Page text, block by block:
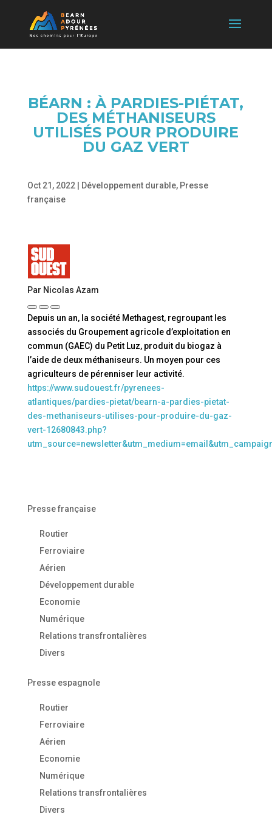
BÉARN : À PARDIES-PIÉTAT,
DES MÉTHANISEURS
UTILISÉS POUR PRODUIRE
DU GAZ VERT
Oct 21, 2022| Développement durable, Presse
française
Par Nicolas Azam
Depuis un an, la société Methagest, regroupant les
associés du Groupement agricole d’exploitation en
commun (GAEC) du Petit Luz, produit du biogaz à
l’aide de deux méthaniseurs. Un moyen pour ces
agriculteurs de pérenniser leur activité.
https://www.sudouest.fr/pyrenees-
atlantiques/pardies-pietat/bearn-a-pardies-pietat-
des-methaniseurs-utilises-pour-produire-du-gaz-
vert-12680843.php?
Presse française
Routier
Ferroviaire
Aérien
Développement durable
Economie
Numérique
Relations transfrontalières
Divers
Presse espagnole
Routier
Ferroviaire
Aérien
Economie
Numérique
Relations transfrontalières
Divers